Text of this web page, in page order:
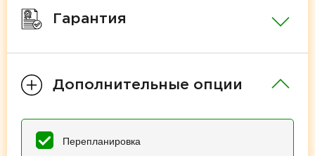
Гарантия
Дополнительные опции
Перепланировка